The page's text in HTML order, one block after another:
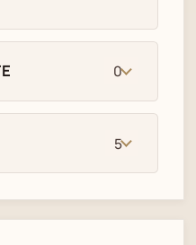
0
5